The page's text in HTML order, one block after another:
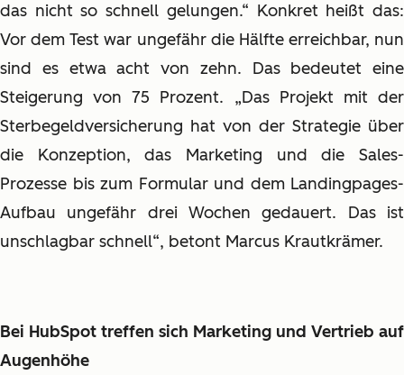
das nicht so schnell gelungen.“ Konkret heißt das:
Vor dem Test war ungefähr die Hälfte erreichbar, nun
sind es etwa acht von zehn. Das bedeutet eine
Steigerung von 75 Prozent. „Das Projekt mit der
Sterbegeldversicherung hat von der Strategie über
die Konzeption, das Marketing und die Sales-
Prozesse bis zum Formular und dem Landingpages-
Aufbau ungefähr drei Wochen gedauert. Das ist
unschlagbar schnell“, betont Marcus Krautkrämer.
Bei HubSpot treffen sich Marketing und Vertrieb auf
Augenhöhe